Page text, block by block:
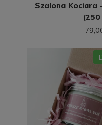
Szalona Kociara
(250